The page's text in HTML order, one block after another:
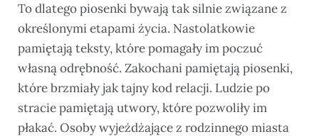
To dlatego piosenki bywają tak silnie związane z
określonymi etapami życia. Nastolatkowie
pamiętają teksty, które pomagały im poczuć
własną odrębność. Zakochani pamiętają piosenki,
które brzmiały jak tajny kod relacji. Ludzie po
stracie pamiętają utwory, które pozwoliły im
płakać. Osoby wyjeżdżające z rodzinnego miasta